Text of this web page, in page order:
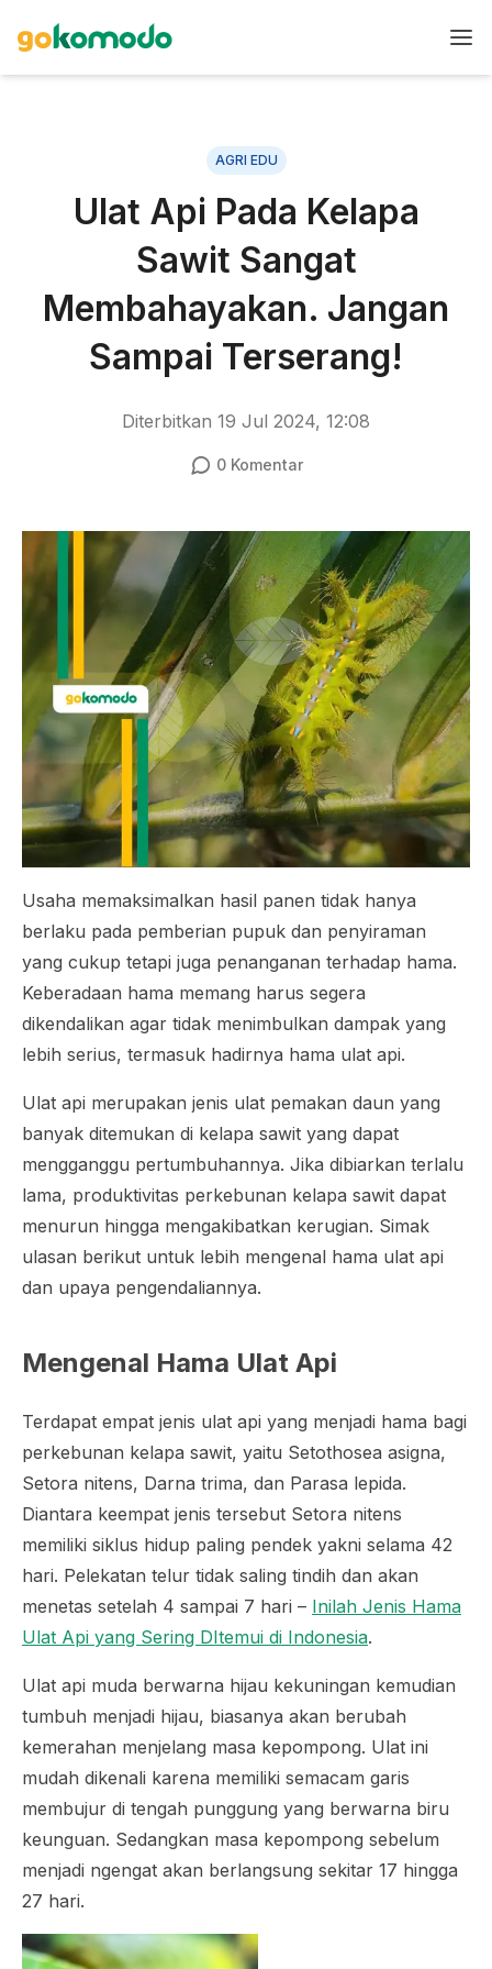
AGRI EDU
Ulat Api Pada Kelapa
Sawit Sangat
Membahayakan. Jangan
Sampai Terserang!
Diterbitkan 19 Jul 2024, 12:08
0Komentar
Usaha memaksimalkan hasil panen tidak hanya
berlaku pada pemberian pupuk dan penyiraman
yang cukup tetapi juga penanganan terhadap hama.
Keberadaan hama memang harus segera
dikendalikan agar tidak menimbulkan dampak yang
lebih serius, termasuk hadirnya hama ulat api.
Ulat api merupakan jenis ulat pemakan daun yang
banyak ditemukan di kelapa sawit yang dapat
mengganggu pertumbuhannya. Jika dibiarkan terlalu
lama, produktivitas perkebunan kelapa sawit dapat
menurun hingga mengakibatkan kerugian. Simak
ulasan berikut untuk lebih mengenal hama ulat api
dan upaya pengendaliannya.
Mengenal Hama Ulat Api
Terdapat empat jenis ulat api yang menjadi hama bagi
perkebunan kelapa sawit, yaitu Setothosea asigna,
Setora nitens, Darna trima, dan Parasa lepida.
Diantara keempat jenis tersebut Setora nitens
memiliki siklus hidup paling pendek yakni selama 42
hari. Pelekatan telur tidak saling tindih dan akan
menetas setelah 4 sampai 7 hari – Inilah Jenis Hama
Ulat Api yang Sering DItemui di Indonesia.
Ulat api muda berwarna hijau kekuningan kemudian
tumbuh menjadi hijau, biasanya akan berubah
kemerahan menjelang masa kepompong. Ulat ini
mudah dikenali karena memiliki semacam garis
membujur di tengah punggung yang berwarna biru
keunguan. Sedangkan masa kepompong sebelum
menjadi ngengat akan berlangsung sekitar 17 hingga
27 hari.